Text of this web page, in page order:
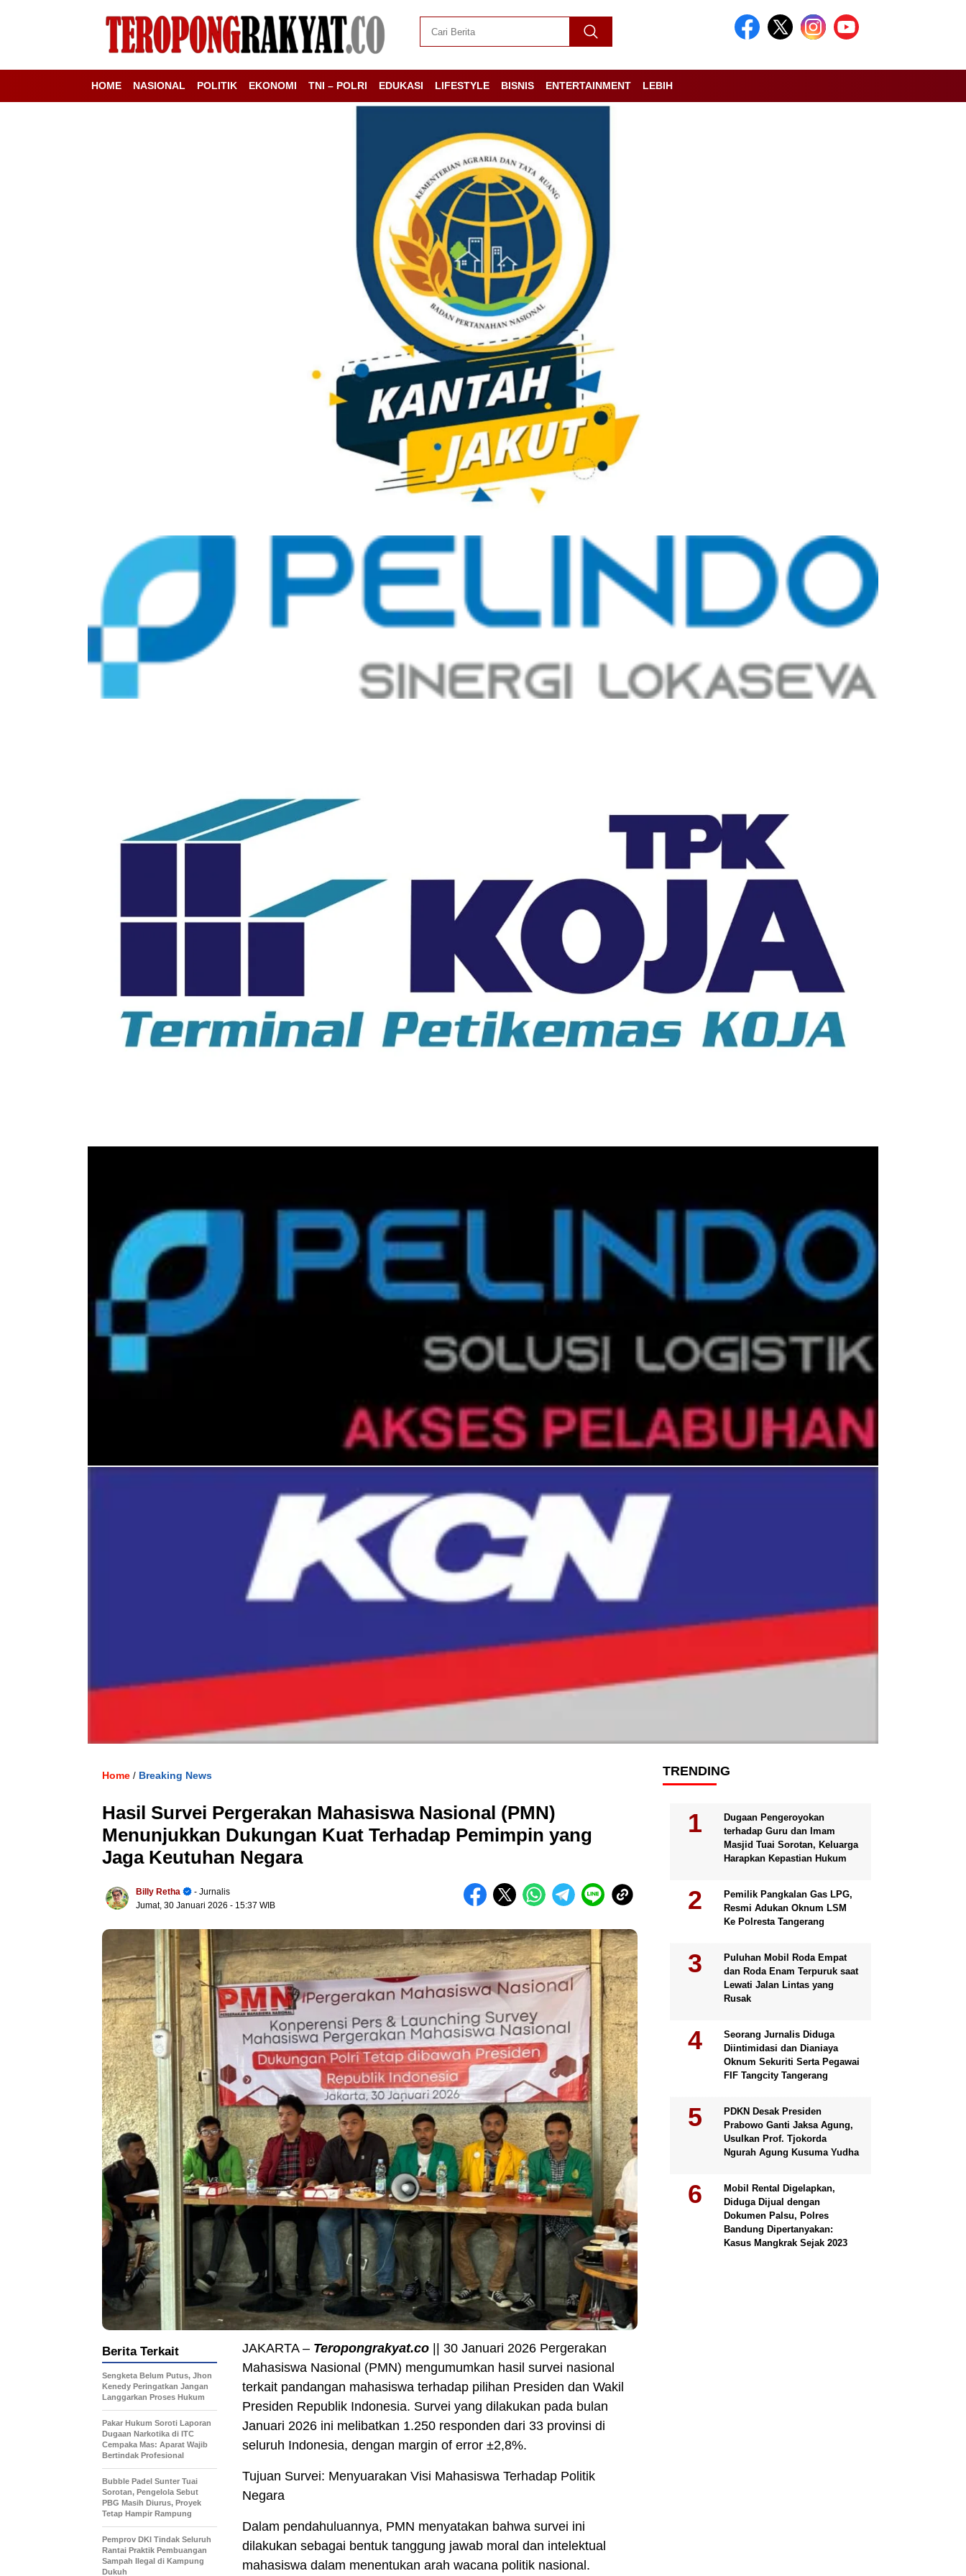
HOME NASIONAL POLITIK EKONOMI TNI – POLRI EDUKASI LIFESTYLE BISNIS ENTERTAINMENT LEBIH
Home / Breaking News
Hasil Survei Pergerakan Mahasiswa Nasional (PMN)
Menunjukkan Dukungan Kuat Terhadap Pemimpin yang
Jaga Keutuhan Negara
Billy Retha
- Jurnalis
Jumat, 30 Januari 2026 - 15:37 WIB
JAKARTA – Teropongrakyat.co || 30 Januari 2026 Pergerakan
Mahasiswa Nasional (PMN) mengumumkan hasil survei nasional
terkait pandangan mahasiswa terhadap pilihan Presiden dan Wakil
Presiden Republik Indonesia. Survei yang dilakukan pada bulan
Januari 2026 ini melibatkan 1.250 responden dari 33 provinsi di
seluruh Indonesia, dengan margin of error ±2,8%.
Tujuan Survei: Menyuarakan Visi Mahasiswa Terhadap Politik
Negara
Dalam pendahuluannya, PMN menyatakan bahwa survei ini
dilakukan sebagai bentuk tanggung jawab moral dan intelektual
mahasiswa dalam menentukan arah wacana politik nasional.
Berita Terkait
Sengketa Belum Putus, Jhon
Kenedy Peringatkan Jangan
Langgarkan Proses Hukum
Pakar Hukum Soroti Laporan
Dugaan Narkotika di ITC
Cempaka Mas: Aparat Wajib
Bertindak Profesional
Bubble Padel Sunter Tuai
Sorotan, Pengelola Sebut
PBG Masih Diurus, Proyek
Tetap Hampir Rampung
Pemprov DKI Tindak Seluruh
Rantai Praktik Pembuangan
Sampah Ilegal di Kampung
Dukuh
TRENDING
Dugaan Pengeroyokan
terhadap Guru dan Imam
Masjid Tuai Sorotan, Keluarga
Harapkan Kepastian Hukum
Pemilik Pangkalan Gas LPG,
Resmi Adukan Oknum LSM
Ke Polresta Tangerang
Puluhan Mobil Roda Empat
dan Roda Enam Terpuruk saat
Lewati Jalan Lintas yang
Rusak
Seorang Jurnalis Diduga
Diintimidasi dan Dianiaya
Oknum Sekuriti Serta Pegawai
FIF Tangcity Tangerang
PDKN Desak Presiden
Prabowo Ganti Jaksa Agung,
Usulkan Prof. Tjokorda
Ngurah Agung Kusuma Yudha
Mobil Rental Digelapkan,
Diduga Dijual dengan
Dokumen Palsu, Polres
Bandung Dipertanyakan:
Kasus Mangkrak Sejak 2023